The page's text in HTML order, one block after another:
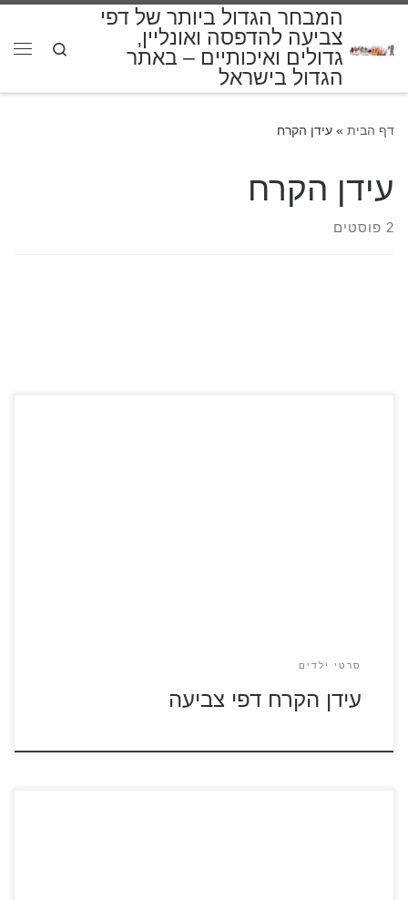
המבחר הגדול ביותר של דפי
צביעה להדפסה ואונליין,
גדולים ואיכותיים – באתר
הגדול בישראל
Search
דף הבית » עידן הקרח
עידן הקרח
2 פוסטים
סרטי ילדים
עידן הקרח דפי צביעה